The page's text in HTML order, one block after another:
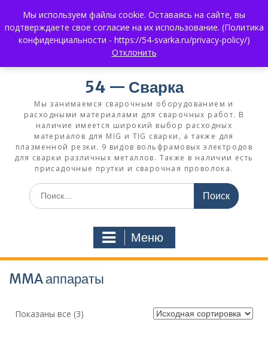
+7 (383) 375-0008
3750008@mail.ru
What's App:
+7 930 858 02 99
54 — Сварка
Мы занимаемся сварочным оборудованием и
расходными материалами для сварочных работ. В
наличие имеется широкий выбор расходных
материалов для MIG и TIG сварки, а также для
плазменной резки. 9 видов вольфрамовых электродов
для сварки различных металлов. Также в наличии есть
присадочные прутки и сварочная проволока.
Меню
MMA аппараты
Показаны все (3)
Мы используем файлы cookie. Оставаясь на сайте, вы
подтверждаете свое согласие на их использование. (Политика
конфиденциальности - https://54-svarka.ru/privacy-policy/)
Отклонить